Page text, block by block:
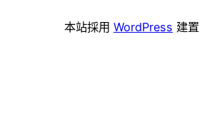
本站採用 WordPress 建置